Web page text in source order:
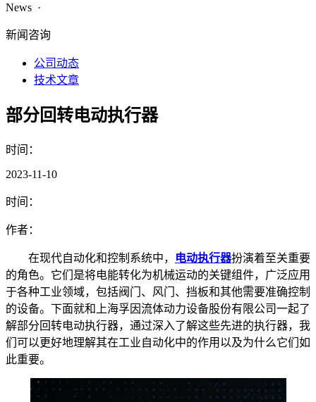
News ·
新闻咨询
公司动态
技术文章
部分回转电动执行器
时间：
2023-11-10
时间：
作者：
在现代自动化和控制系统中， 电动执行器扮演着至关重要
的角色。它们是将电能转化为机械运动的关键组件，广泛应用
于各种工业领域，包括阀门、风门、挡板和其他需要准确控制
的设备。下面就和上海孚因流体动力设备股份有限公司一起了
解部分回转电动执行器，通过深入了解这些先进的执行器，我
们可以更好地理解其在工业自动化中的作用以及为什么它们如
此重要。